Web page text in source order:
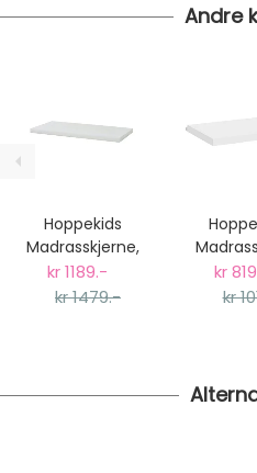
På lager hos oss - klar
fra kr 129 - og dersom
Vi har fri retur ved bytte.
Andre
Hoppekids
Madrasskjerne,
90x200x9cm,
Skum
kr 1189.-
kr 1479.-
kr
kr